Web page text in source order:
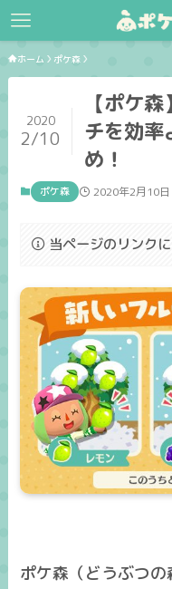
ホーム ポケ森
【ポケ
チを効率
め！
2020
2/10
ポケ森 2020年2月10日
当ページのリンク
ポケ森（どうぶつ